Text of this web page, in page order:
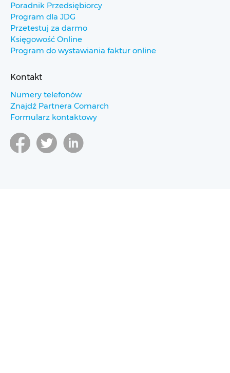
Poradnik Przedsiębiorcy
Program dla JDG
Przetestuj za darmo
Księgowość Online
Program do wystawiania faktur online
Kontakt
Numery telefonów
Znajdź Partnera Comarch
Formularz kontaktowy